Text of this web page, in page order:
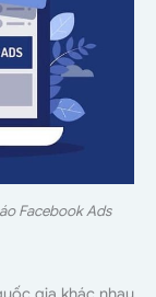
Facebook Ads